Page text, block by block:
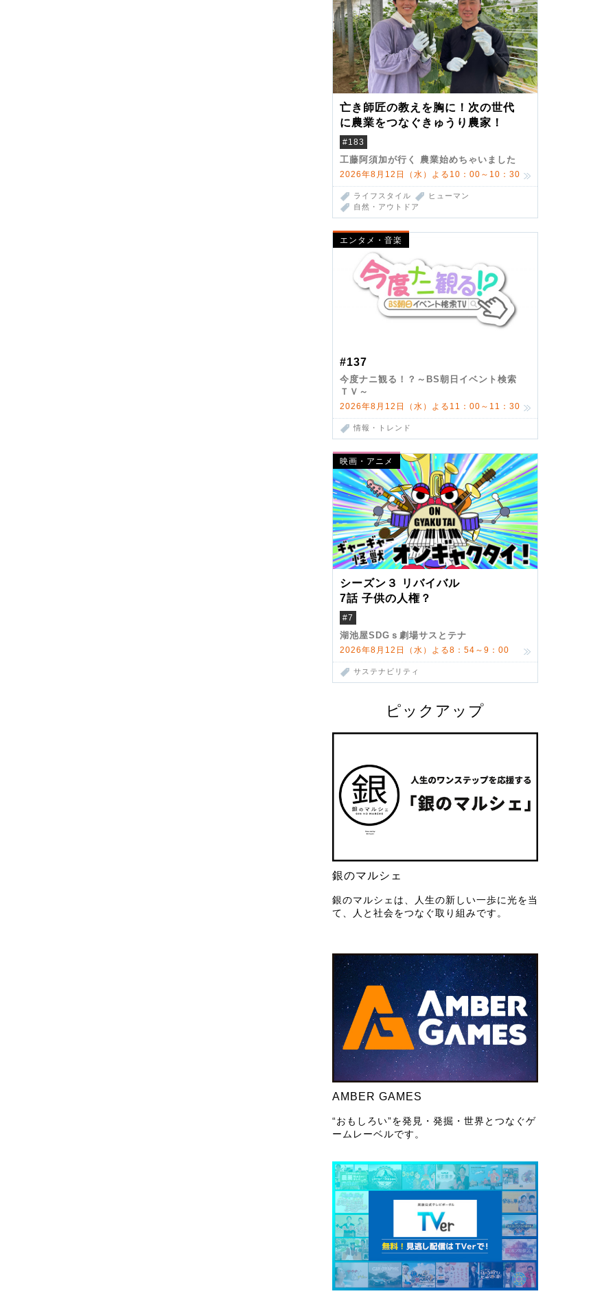
亡き師匠の教えを胸に！次の世代
に農業をつなぐきゅうり農家！
#183
工藤阿須加が行く 農業始めちゃいました
2026年8月12日（水）よる10：00～10：30
ライフスタイル
ヒューマン
自然・アウトドア
エンタメ・音楽
#137
今度ナニ観る！？～BS朝日イベント検索
ＴＶ～
2026年8月12日（水）よる11：00～11：30
情報・トレンド
映画・アニメ
シーズン３ リバイバル
7話 子供の人権？
#7
湖池屋SDGｓ劇場サスとテナ
2026年8月12日（水）よる8：54～9：00
サステナビリティ
ピックアップ
銀のマルシェ
銀のマルシェは、人生の新しい一歩に光を当
て、人と社会をつなぐ取り組みです。
AMBER GAMES
“おもしろい”を発見・発掘・世界とつなぐゲ
ームレーベルです。